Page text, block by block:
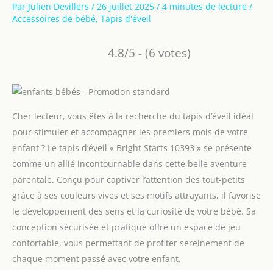
Par Julien Devillers / 26 juillet 2025 / 4 minutes de lecture /
Accessoires de bébé, Tapis d'éveil
4.8/5 - (6 votes)
Cher lecteur, vous êtes à la recherche du tapis d’éveil idéal
pour stimuler et accompagner les premiers mois de votre
enfant ? Le tapis d’éveil « Bright Starts 10393 » se présente
comme un allié incontournable dans cette belle aventure
parentale. Conçu pour captiver l’attention des tout-petits
grâce à ses couleurs vives et ses motifs attrayants, il favorise
le développement des sens et la curiosité de votre bébé. Sa
conception sécurisée et pratique offre un espace de jeu
confortable, vous permettant de profiter sereinement de
chaque moment passé avec votre enfant.